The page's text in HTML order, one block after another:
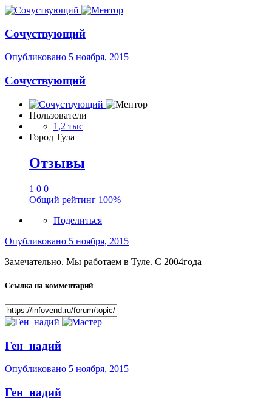
Сочуствующий
Опубликовано 5 ноября, 2015
Сочуствующий
Пользователи
1,2 тыс
Город Тула
Отзывы
1 0 0
Общий рейтинг 100%
Поделиться
Опубликовано 5 ноября, 2015
Замечательно. Мы работаем в Туле. С 2004года
Ссылка на комментарий
Ген_надий
Опубликовано 5 ноября, 2015
Ген_надий